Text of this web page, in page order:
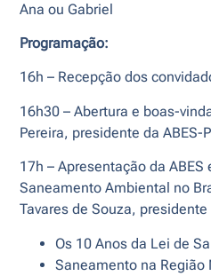
Ana ou Gabriel
Programação:
16h – Recepção dos
16h30 – Abertura e boas-
Pereira, presidente da ABES-
17h – Apresentação da
Saneamento Ambiental no
Tavares de Souza,
Os 10 Anos da Lei de
Saneamento na Região